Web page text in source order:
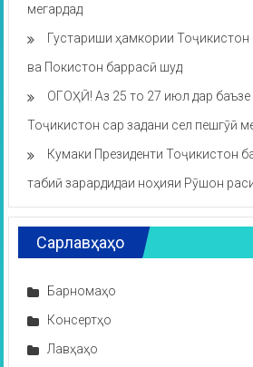
мегардад
Густариши ҳамкории Тоҷикистон
ва Покистон баррасӣ шуд
ОГОҲӢ! Аз 25 то 27 июл дар
Тоҷикистон сар задани сел пешгӯӣ
Кумаки Президенти Тоҷикистон
табиӣ зарардидаи ноҳияи Рӯшон
Сарлавҳаҳо
Барномаҳо
Консертҳо
Лавҳаҳо